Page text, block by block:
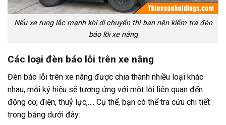
Nếu xe rung lắc mạnh khi di chuyển thì bạn nên kiểm tra đèn
báo lỗi xe nâng
Các loại đèn báo lỗi trên xe nâng
Đèn báo lỗi trên xe nâng được chia thành nhiều loại khác
nhau, mỗi ký hiệu sẽ tương ứng với một lỗi liên quan đến
động cơ, điện, thuỷ lực,…. Cụ thể, bạn có thể tra cứu chi tiết
trong bảng dưới đây: